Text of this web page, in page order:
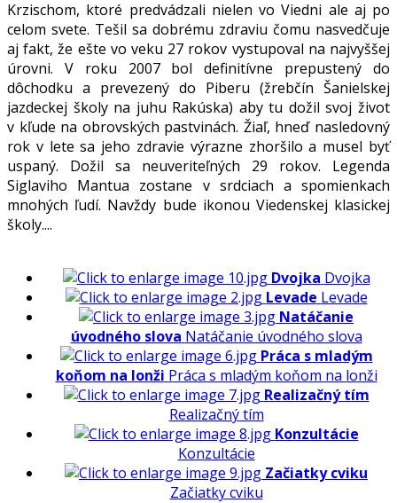
Krzischom, ktoré predvádzali nielen vo Viedni ale aj po
celom svete. Tešil sa dobrému zdraviu čomu nasvedčuje
aj fakt, že ešte vo veku 27 rokov vystupoval na najvyššej
úrovni. V roku 2007 bol definitívne prepustený do
dôchodku a prevezený do Piberu (žrebčín Šanielskej
jazdeckej školy na juhu Rakúska) aby tu dožil svoj život
v kľude na obrovských pastvinách. Žiaľ, hneď nasledovný
rok v lete sa jeho zdravie výrazne zhoršilo a musel byť
uspaný. Dožil sa neuveriteľných 29 rokov. Legenda
Siglaviho Mantua zostane v srdciach a spomienkach
mnohých ľudí. Navždy bude ikonou Viedenskej klasickej
školy....
Dvojka Dvojka
Levade Levade
Natáčanie
úvodného slova Natáčanie úvodného slova
Práca s mladým
koňom na lonži Práca s mladým koňom na lonži
Realizačný tím
Realizačný tím
Konzultácie
Konzultácie
Začiatky cviku
Začiatky cviku